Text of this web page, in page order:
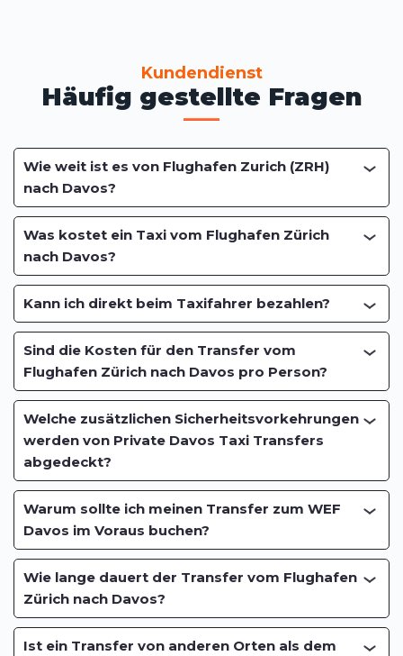
Kundendienst
Häufig gestellte Fragen
Wie weit ist es von Flughafen Zurich (ZRH)
nach Davos?
Was kostet ein Taxi vom Flughafen Zürich
nach Davos?
Kann ich direkt beim Taxifahrer bezahlen?
Sind die Kosten für den Transfer vom
Flughafen Zürich nach Davos pro Person?
Welche zusätzlichen Sicherheitsvorkehrungen
werden von Private Davos Taxi Transfers
abgedeckt?
Warum sollte ich meinen Transfer zum WEF
Davos im Voraus buchen?
Wie lange dauert der Transfer vom Flughafen
Zürich nach Davos?
Ist ein Transfer von anderen Orten als dem